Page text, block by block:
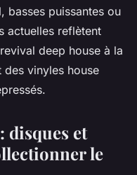
basses puissantes ou
actuelles reflètent
deep house à la
vinyles house
disques et
le